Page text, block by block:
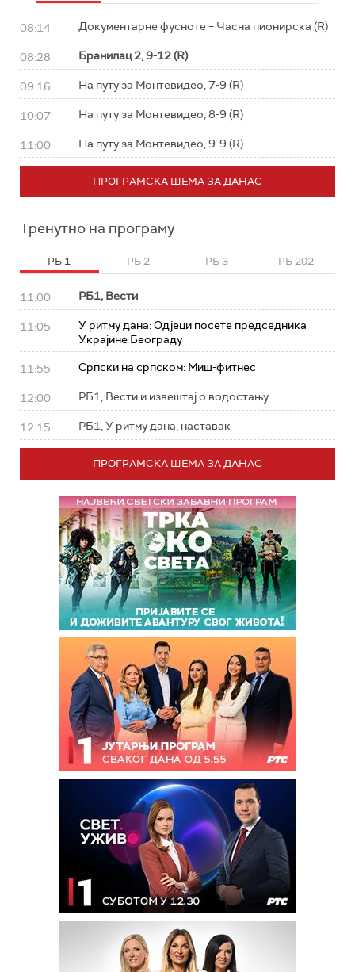
08:14 Документарне фусноте – Часна пионирска (R)
08:28 Бранилац 2, 9-12 (R)
09:16 На путу за Монтевидео, 7-9 (R)
10:07 На путу за Монтевидео, 8-9 (R)
11:00 На путу за Монтевидео, 9-9 (R)
ПРОГРАМСКА ШЕМА ЗА ДАНАС
Тренутно на програму
РБ 1 РБ 2 РБ 3 РБ 202
11:00 РБ1, Вести
11:05
У ритму дана: Од‌јеци посете председника
Украјине Београду
11:55 Српски на српском: Миш-фитнес
12:00 РБ1, Вести и извештај о водостању
12:15 РБ1, У ритму дана, наставак
ПРОГРАМСКА ШЕМА ЗА ДАНАС